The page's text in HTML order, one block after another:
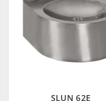
SLUN 62E